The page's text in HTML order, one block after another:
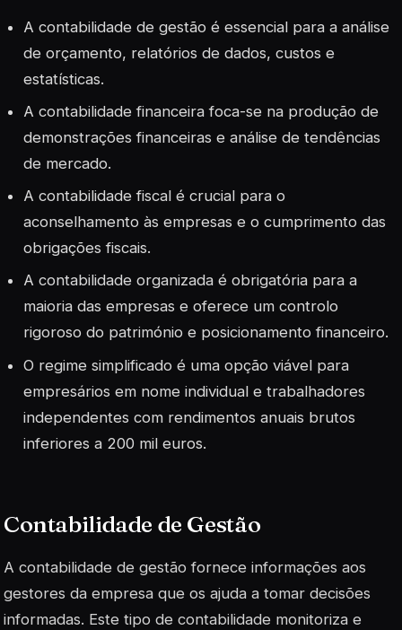
A contabilidade de gestão é essencial para a análise
de orçamento, relatórios de dados, custos e
estatísticas.
A contabilidade financeira foca-se na produção de
demonstrações financeiras e análise de tendências
de mercado.
A contabilidade fiscal é crucial para o
aconselhamento às empresas e o cumprimento das
obrigações fiscais.
A contabilidade organizada é obrigatória para a
maioria das empresas e oferece um controlo
rigoroso do património e posicionamento financeiro.
O regime simplificado é uma opção viável para
empresários em nome individual e trabalhadores
independentes com rendimentos anuais brutos
inferiores a 200 mil euros.
Contabilidade de Gestão
A contabilidade de gestão fornece informações aos
gestores da empresa que os ajuda a tomar decisões
informadas. Este tipo de contabilidade monitoriza e